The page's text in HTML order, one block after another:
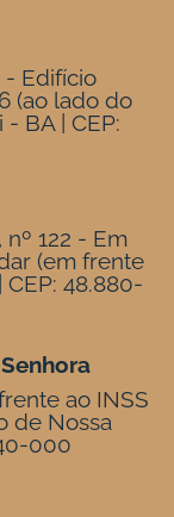
- Edifício
(ao lado do
BA | CEP:
122 - Em
(em frente
CEP: 48.880-
ao INSS
de Nossa
000